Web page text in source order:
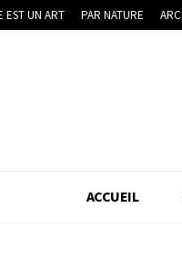
EST UN ART PAR NATURE
ACCUEIL